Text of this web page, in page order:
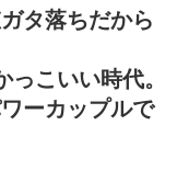
タ落ちだから
こいい時代。
ーカップルで